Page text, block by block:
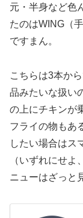
元・半身など色
たのはWING（
ですまん。
こちらは3本か
品みたいな扱い
の上にチキンが
フライの物もあ
したい場合はス
（いずれにせ
ニューはざっと